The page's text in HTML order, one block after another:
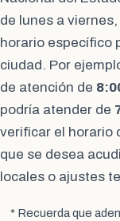
de lunes a
horario específico
ciudad. Por
de atención de
podría atender de
verificar el horario
que se desea
locales o ajustes
* Recuerda que